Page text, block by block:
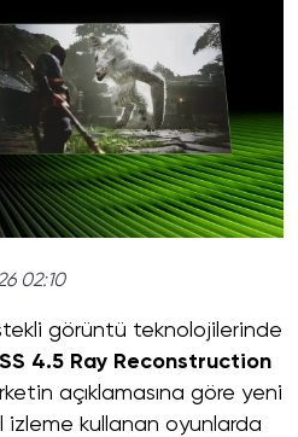
02:10
görüntü teknolojilerinde
4.5 Ray Reconstruction
açıklamasına göre yeni
izleme kullanan oyunlarda